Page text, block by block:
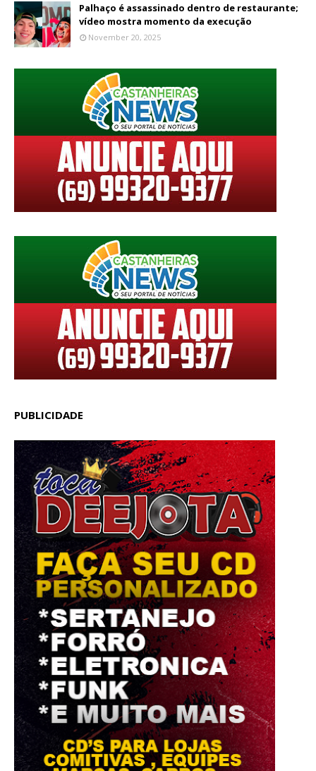
Palhaço é assassinado dentro de restaurante;
vídeo mostra momento da execução
November 20, 2025
PUBLICIDADE